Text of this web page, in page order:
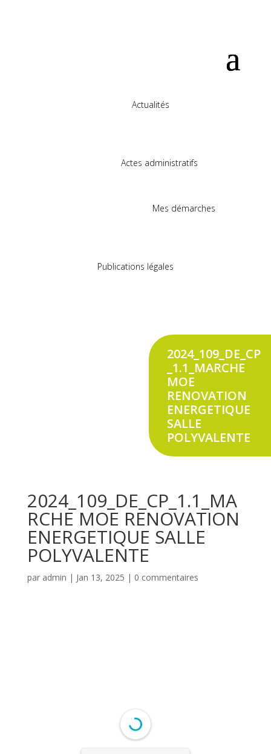
Actualités
Actes administratifs
Mes démarches
Publications légales
2024_109_DE_CP
_1.1_MARCHE
MOE
RENOVATION
ENERGETIQUE
SALLE
POLYVALENTE
2024_109_DE_CP_1.1_MA
RCHE MOE RENOVATION
ENERGETIQUE SALLE
POLYVALENTE
par admin | Jan 13, 2025 | 0 commentaires